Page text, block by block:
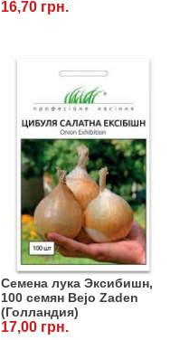
(Голландия)
16,70 грн.
Семена лука Эксибишн,
100 семян Bejo Zaden
(Голландия)
17,00 грн.